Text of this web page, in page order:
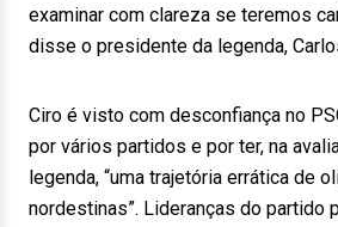
examinar com clareza se teremos
disse o presidente da legenda,
Ciro é visto com desconfiança no
por vários partidos e por ter, na
legenda, “uma trajetória errática de
nordestinas”. Lideranças do partido